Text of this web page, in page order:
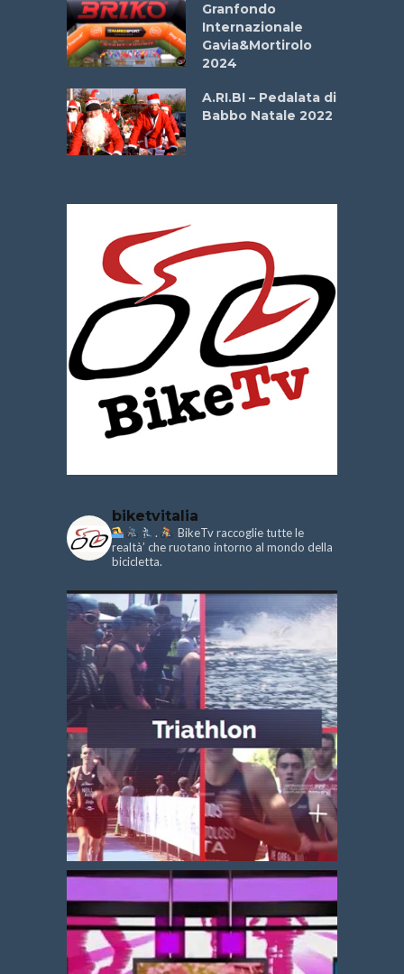
Granfondo
Internazionale
Gavia&Mortirolo
2024
A.RI.BI – Pedalata di
Babbo Natale 2022
biketvitalia
.
BikeTv raccoglie tutte le
realtà’ che ruotano intorno al mondo della
bicicletta.